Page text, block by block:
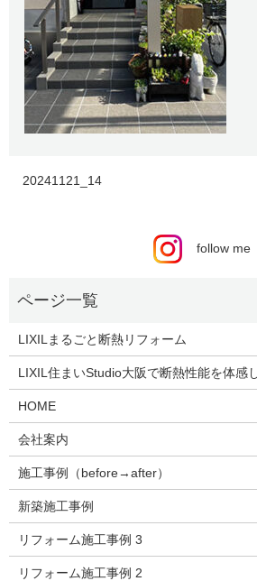
20241121_14
follow me
LIXILまるごと断熱リフォーム
LIXIL住まいStudio大阪で断熱性能を体感
HOME
会社案内
施工事例（before→after）
新築施工事例
リフォーム施工事例 3
リフォーム施工事例 2